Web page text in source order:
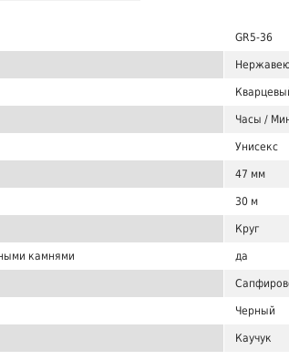
GR5-36
Часы /
Унисекс
47 мм
30 м
Круг
камнями да
Черный
Каучук